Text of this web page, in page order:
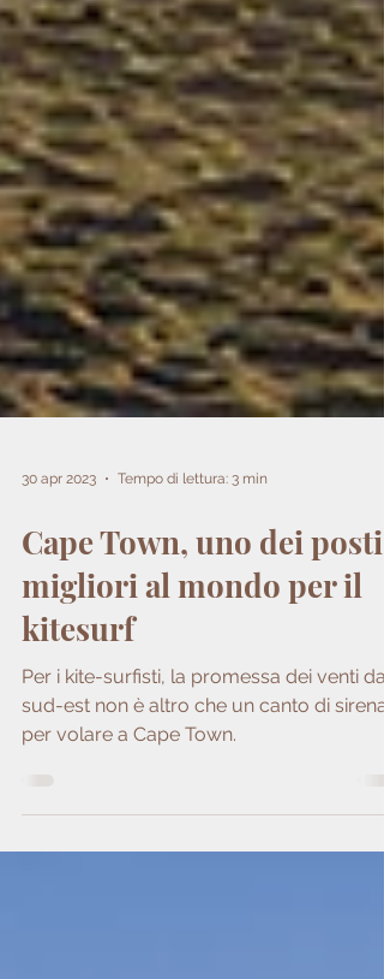
30 apr 2023 Tempo di lettura: 3 min
Cape Town, uno dei posti
migliori al mondo per il
kitesurf
Per i kite-surfisti, la promessa dei venti da